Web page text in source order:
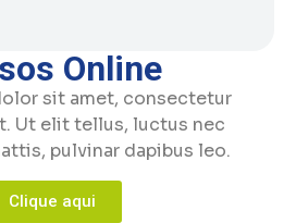
Online
sit amet, consectetur
Ut elit tellus, luctus nec
pulvinar dapibus leo.
Clique aqui